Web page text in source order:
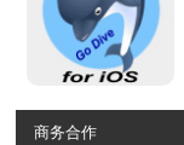
商务合作